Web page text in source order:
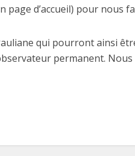
d’accueil) pour nous
qui pourront ainsi
permanent.